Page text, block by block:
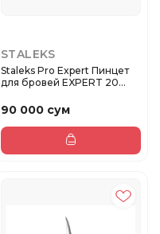
STALEKS
Staleks Pro Expert Пинцет
для бровей EXPERT 20
90 000 сум